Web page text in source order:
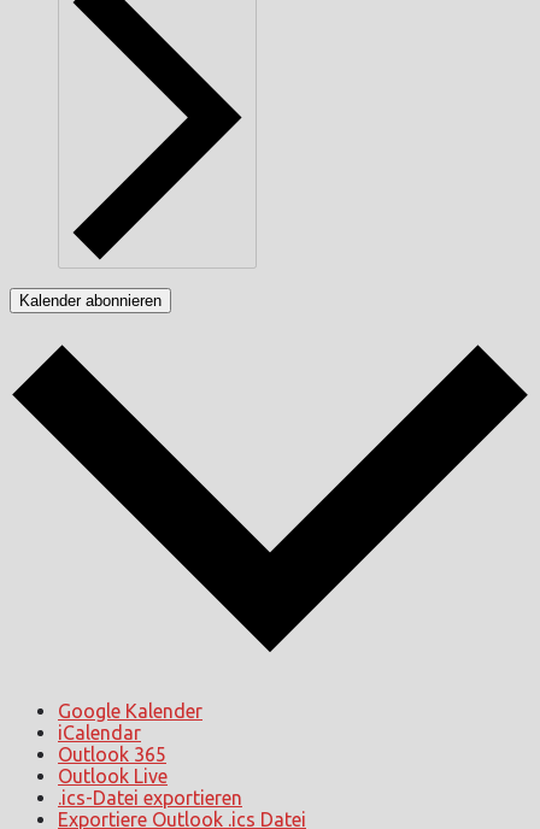
Kalender abonnieren
Google Kalender
iCalendar
Outlook 365
Outlook Live
.ics-Datei exportieren
Exportiere Outlook .ics Datei